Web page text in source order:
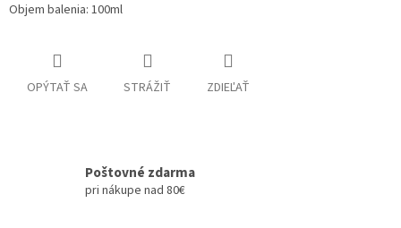
Objem balenia: 100ml
OPÝTAŤ SA STRÁŽIŤ ZDIEĽAŤ
Poštovné zdarma
pri nákupe nad 80€